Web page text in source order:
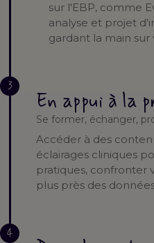
sur l'EBP, comme
analyse et projet
gardant la main sur
3
En appui à la
Se former, échanger,
Accéder à des
éclairages cliniques
pratiques, confronter
plus près des
4